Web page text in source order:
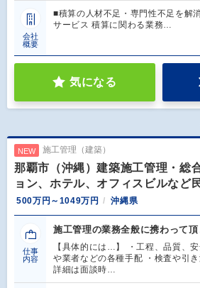
会社
概要
■積算の人材不足・専門性不足を解
サービス 積算に関わる業務…
気になる
NEW 施工管理（建築）
那覇市（沖縄）建築施工管理・総
ョン、ホテル、オフィスビルなど
500万円～1049万円 沖縄県
仕事
内容
施工管理の業務全般に携わって頂
【具体的には…】 ・工程、品質、
や業者などの各種手配 ・検査や
詳細は面談時…